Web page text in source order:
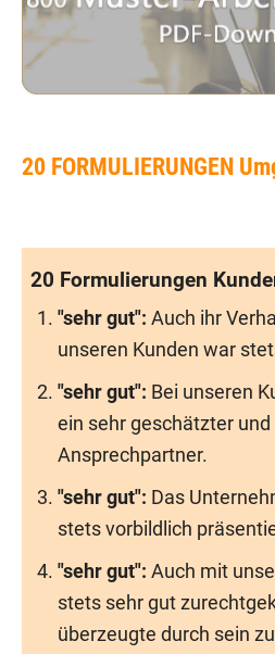
20 FORMULIERUNGEN
20 Formulierungen
"sehr gut": Auch ihr
unseren Kunden war
"sehr gut": Bei unseren
ein sehr geschätzter
Ansprechpartner.
"sehr gut": Das
stets vorbildlich
"sehr gut": Auch mit
stets sehr gut
überzeugte durch sein